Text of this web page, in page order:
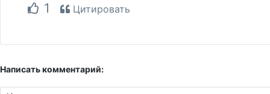
1 Цитировать
Написать комментарий: